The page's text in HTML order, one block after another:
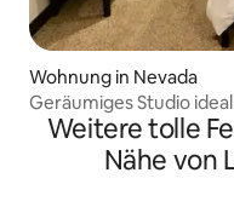
Wohnung in Nevada
Geräumiges Studio
Weitere tolle
Nähe von